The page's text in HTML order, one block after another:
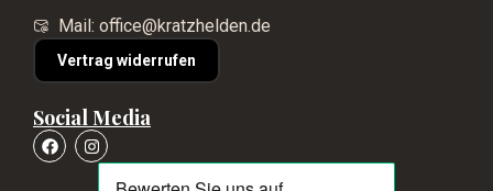
Mail: office@kratzhelden.de
Vertrag widerrufen
Social Media